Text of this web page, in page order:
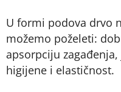
U formi podova drvo
možemo poželeti:
apsorpciju
higijene i elastičnost.